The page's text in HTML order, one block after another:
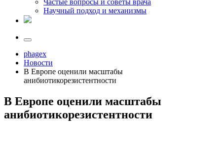
Научный подход и механизмы
phagex
Новости
В Европе оценили масштабы
анибиотикорезистентности
В Европе оценили масштабы
анибиотикорезистентности